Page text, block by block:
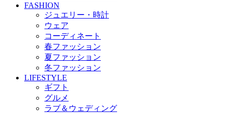
FASHION
ジュエリー・時計
ウェア
コーディネート
春ファッション
夏ファッション
冬ファッション
LIFESTYLE
ギフト
グルメ
ラブ＆ウェディング